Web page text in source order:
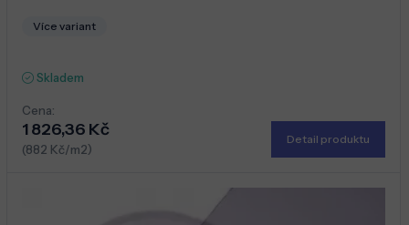
Více variant
Skladem
Cena:
1 826,36 Kč
(882 Kč/m2)
Detail produktu